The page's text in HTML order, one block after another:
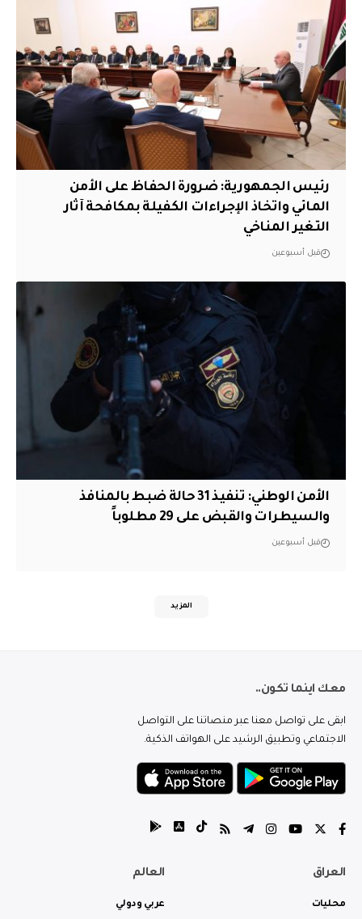
رئيس الجمهورية: ضرورة الحفاظ على الأمن
المائي واتخاذ الإجراءات الكفيلة بمكافحة آثار
التغير المناخي
قبل أسبوعين
الأمن الوطني: تنفيذ 31 حالة ضبط بالمنافذ
والسيطرات والقبض على 29 مطلوباً
قبل أسبوعين
المزيد
معك اينما تكون..
ابقى على تواصل معنا عبر منصاتنا على التواصل
الاجتماعي وتطبيق الرشيد على الهواتف الذكية.
العراق
محليات
العالم
عربي ودولي